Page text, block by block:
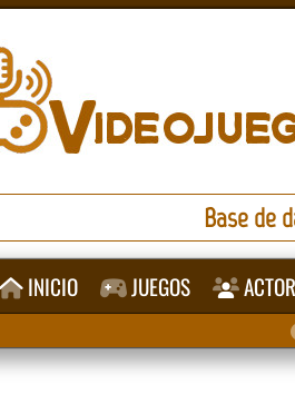
Base de
INICIO JUEGOS